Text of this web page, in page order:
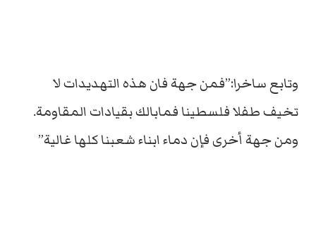
وتابع ساخرا:”فمن جهة فان هذه التهديدات لا
تخيف طفلا فلسطينا فمابالك بقيادات المقاومة.
ومن جهة أخرى فإن دماء ابناء شعبنا كلها غالية”